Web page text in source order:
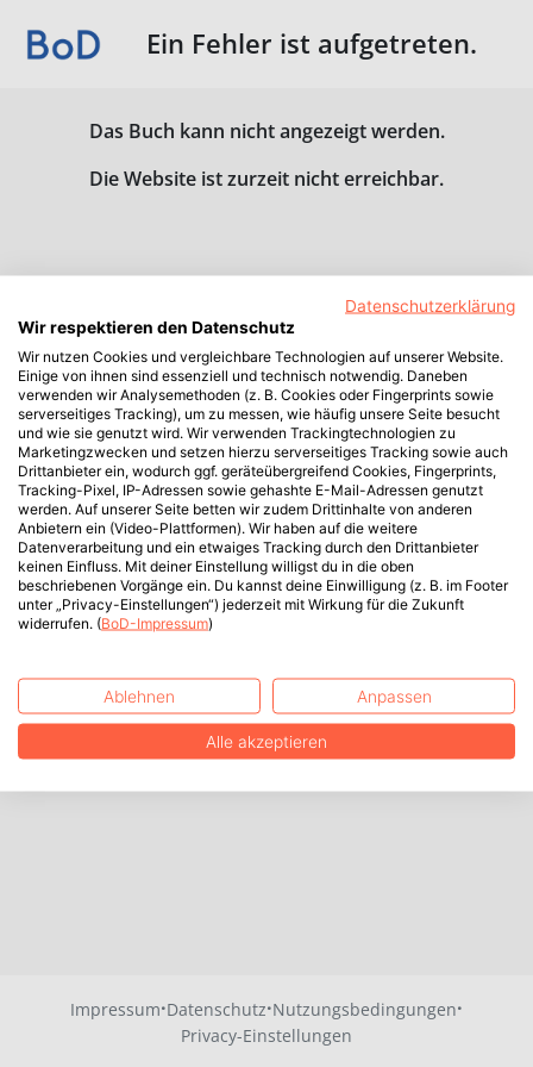
Ein Fehler ist aufgetreten.
Das Buch kann nicht angezeigt werden.
Die Website ist zurzeit nicht erreichbar.
Impressum·Datenschutz·Nutzungsbedingungen·
Privacy-Einstellungen
Datenschutzerklärung
Wir respektieren den Datenschutz
Wir nutzen Cookies und vergleichbare Technologien auf unserer Website.
Einige von ihnen sind essenziell und technisch notwendig. Daneben
verwenden wir Analysemethoden (z. B. Cookies oder Fingerprints sowie
serverseitiges Tracking), um zu messen, wie häufig unsere Seite besucht
und wie sie genutzt wird. Wir verwenden Trackingtechnologien zu
Marketingzwecken und setzen hierzu serverseitiges Tracking sowie auch
Drittanbieter ein, wodurch ggf. geräteübergreifend Cookies, Fingerprints,
Tracking-Pixel, IP-Adressen sowie gehashte E-Mail-Adressen genutzt
werden. Auf unserer Seite betten wir zudem Drittinhalte von anderen
Anbietern ein (Video-Plattformen). Wir haben auf die weitere
Datenverarbeitung und ein etwaiges Tracking durch den Drittanbieter
keinen Einfluss. Mit deiner Einstellung willigst du in die oben
beschriebenen Vorgänge ein. Du kannst deine Einwilligung (z. B. im Footer
unter „Privacy-Einstellungen“) jederzeit mit Wirkung für die Zukunft
widerrufen. (BoD-Impressum)
Ablehnen Anpassen
Alle akzeptieren